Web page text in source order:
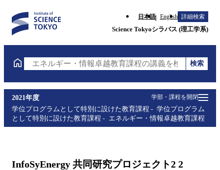
日本語 English 詳細検索
Science Tokyoシラバス (理工学系)
エネルギー・情報卓越教育課程の講義を検索（講義
検索
学部・課程を開閉
2021年度
学位プログラムとして特別に設けた教育課程
学位プログラム
として特別に設けた教育課程
エネルギー・情報卓越教育課程
InfoSyEnergy 共同研究プロジェクト2 2